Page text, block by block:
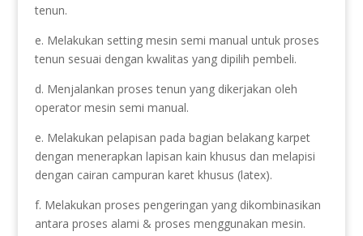
tenun.
e. Melakukan setting mesin semi manual untuk proses
tenun sesuai dengan kwalitas yang dipilih pembeli.
d. Menjalankan proses tenun yang dikerjakan oleh
operator mesin semi manual.
e. Melakukan pelapisan pada bagian belakang karpet
dengan menerapkan lapisan kain khusus dan melapisi
dengan cairan campuran karet khusus (latex).
f. Melakukan proses pengeringan yang dikombinasikan
antara proses alami & proses menggunakan mesin.